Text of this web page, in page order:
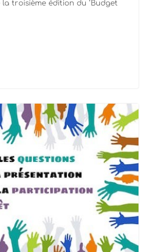
troisième édition du ‘Budget